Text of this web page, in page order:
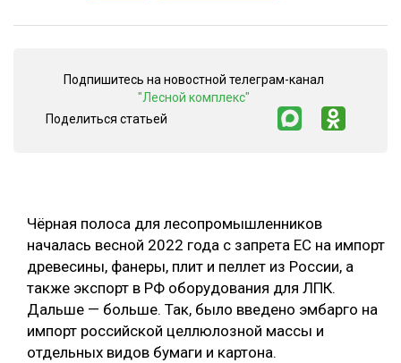
ДЕРЕВЯННОЕ ДОМОСТРОЕНИЕ
БЕЗОПАСНОЕ ПРОИЗВОДСТВО
Чёрная полоса для лесопромышленников
началась весной 2022 года с запрета ЕС на импорт
древесины, фанеры, плит и пеллет из России, а
также экспорт в РФ оборудования для ЛПК.
Дальше — больше. Так, было введено эмбарго на
импорт российской целлюлозной массы и
отдельных видов бумаги и картона.
Подпишитесь на новостной телеграм-канал
"Лесной комплекс"
Поделиться статьей